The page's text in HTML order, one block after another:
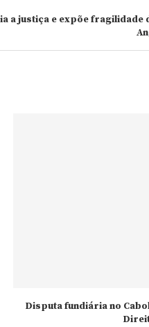
a justiça e expõe
Disputa fundiária no